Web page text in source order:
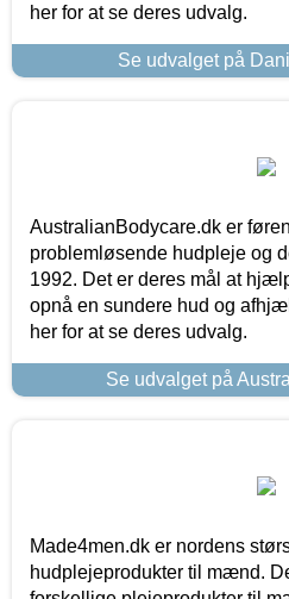
her for at se deres udvalg.
Se udvalget på
AustralianBodycare.dk er
problemløsende hudpleje og
1992. Det er deres mål at
opnå en sundere hud og
her for at se deres udvalg.
Se udvalget på
Made4men.dk er nordens
hudplejeprodukter til mænd.